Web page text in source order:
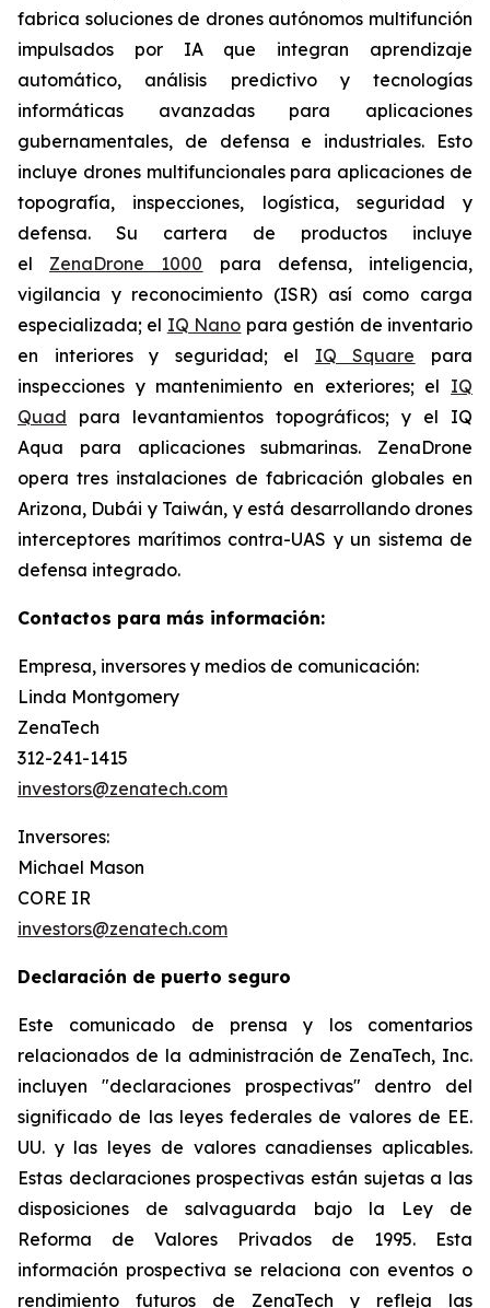
fabrica soluciones de drones autónomos multifunción
impulsados por IA que integran aprendizaje
automático, análisis predictivo y tecnologías
informáticas avanzadas para aplicaciones
gubernamentales, de defensa e industriales. Esto
incluye drones multifuncionales para aplicaciones de
topografía, inspecciones, logística, seguridad y
defensa. Su cartera de productos incluye
el ZenaDrone 1000 para defensa, inteligencia,
vigilancia y reconocimiento (ISR) así como carga
especializada; el IQ Nano para gestión de inventario
en interiores y seguridad; el IQ Square para
inspecciones y mantenimiento en exteriores; el IQ
Quad para levantamientos topográficos; y el IQ
Aqua para aplicaciones submarinas. ZenaDrone
opera tres instalaciones de fabricación globales en
Arizona, Dubái y Taiwán, y está desarrollando drones
interceptores marítimos contra-UAS y un sistema de
defensa integrado.
Contactos para más información:
Empresa, inversores y medios de comunicación:
Linda Montgomery
ZenaTech
312-241-1415
investors@zenatech.com
Inversores:
Michael Mason
CORE IR
investors@zenatech.com
Declaración de puerto seguro
Este comunicado de prensa y los comentarios
relacionados de la administración de ZenaTech, Inc.
incluyen "declaraciones prospectivas" dentro del
significado de las leyes federales de valores de EE.
UU. y las leyes de valores canadienses aplicables.
Estas declaraciones prospectivas están sujetas a las
disposiciones de salvaguarda bajo la Ley de
Reforma de Valores Privados de 1995. Esta
información prospectiva se relaciona con eventos o
rendimiento futuros de ZenaTech y refleja las